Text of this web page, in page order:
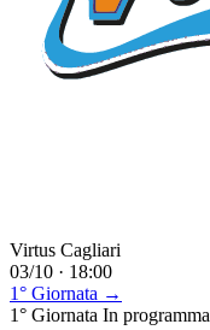
Virtus Cagliari
03/10 · 18:00
1° Giornata →
1° Giornata In programma